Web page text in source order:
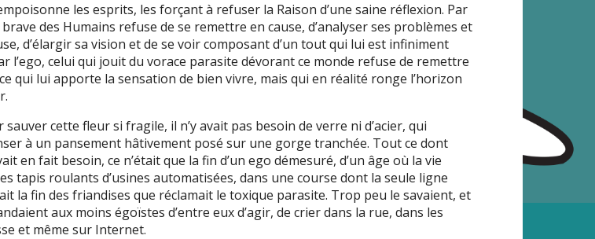
les esprits, les forçant à refuser la Raison d’une saine réflexion. Par
brave des Humains refuse de se remettre en cause, d’analyser ses problèmes et
d’élargir sa vision et de se voir composant d’un tout qui lui est infiniment
l’ego, celui qui jouit du vorace parasite dévorant ce monde refuse de remettre
qui lui apporte la sensation de bien vivre, mais qui en réalité ronge l’horizon
sauver cette fleur si fragile, il n’y avait pas besoin de verre ni d’acier, qui
à un pansement hâtivement posé sur une gorge tranchée. Tout ce dont
en fait besoin, ce n’était que la fin d’un ego démesuré, d’un âge où la vie
tapis roulants d’usines automatisées, dans une course dont la seule ligne
la fin des friandises que réclamait le toxique parasite. Trop peu le savaient, et
aux moins égoïstes d’entre eux d’agir, de crier dans la rue, dans les
et même sur Internet.